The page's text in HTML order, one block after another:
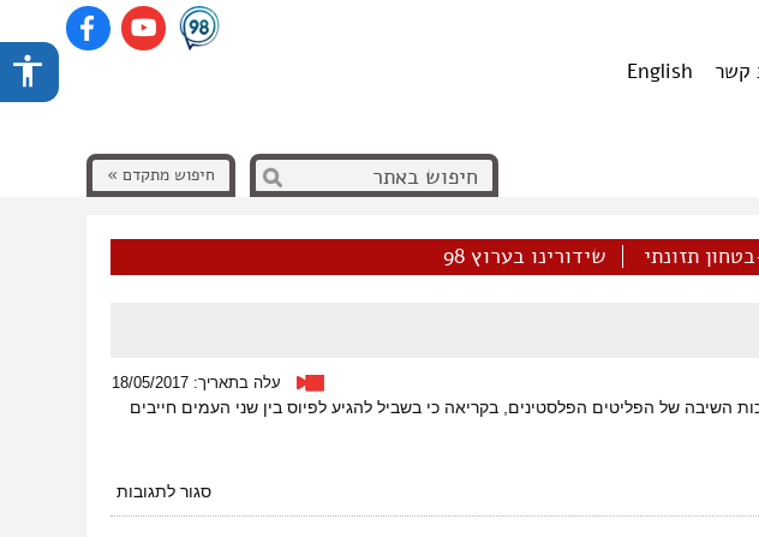
קשר English
חיפוש מתקדם »
תזונתי שידורינו בערוץ 98
עלה בתאריך: 18/05/2017
השיבה של הפליטים הפלסטינים, בקריאה כי בשביל להגיע לפיוס בין שני העמים חייבים
סגור לתגובותעל
הכרה